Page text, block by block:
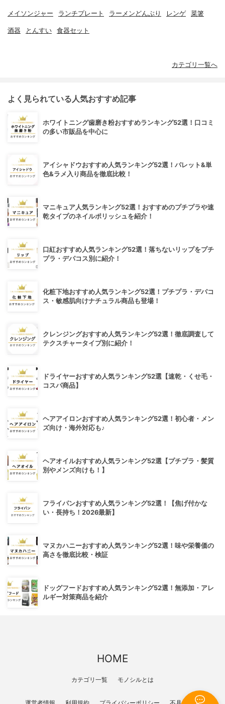
メイソンジャー ランチプレート ラーメンどんぶり レンゲ 菜箸
酒器 とんすい 食器セット
カテゴリ一覧へ
よく見られている人気おすすめ記事
ホワイトニング歯磨き粉おすすめランキング52選！口コミ
の多い市販品を中心に
アイシャドウおすすめ人気ランキング52選！パレット&単
色&ラメ入り商品を徹底比較！
マニキュア人気ランキング52選！おすすめのプチプラや速
乾タイプのネイルポリッシュを紹介！
口紅おすすめ人気ランキング52選！落ちないリップをプチ
プラ・デパコス別に紹介！
化粧下地おすすめ人気ランキング52選！プチプラ・デパコ
ス・敏感肌向けナチュラル商品も登場！
クレンジングおすすめ人気ランキング52選！徹底調査して
テクスチャータイプ別に紹介！
ドライヤーおすすめ人気ランキング52選【速乾・くせ毛・
コスパ商品】
ヘアアイロンおすすめ人気ランキング52選！初心者・メン
ズ向け・海外対応も♪
ヘアオイルおすすめ人気ランキング52選【プチプラ・髪質
別やメンズ向けも！】
フライパンおすすめ人気ランキング52選！【焦げ付かな
い・長持ち！2026最新】
マヌカハニーおすすめ人気ランキング52選！味や栄養価の
高さを徹底比較・検証
ドッグフードおすすめ人気ランキング52選！無添加・アレ
ルギー対策商品を紹介
HOME
カテゴリ一覧 モノシルとは